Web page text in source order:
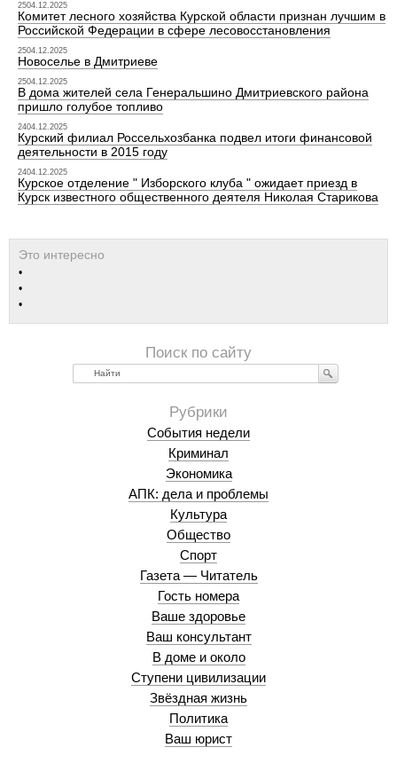
2504.12.2025
Комитет лесного хозяйства Курской области признан лучшим в
Российской Федерации в сфере лесовосстановления
2504.12.2025
Новоселье в Дмитриеве
2504.12.2025
В дома жителей села Генеральшино Дмитриевского района
пришло голубое топливо
2404.12.2025
Курский филиал Россельхозбанка подвел итоги финансовой
деятельности в 2015 году
2404.12.2025
Курское отделение " Изборского клуба " ожидает приезд в
Курск известного общественного деятеля Николая Старикова
Найти
События недели
Криминал
Экономика
АПК: дела и проблемы
Культура
Общество
Спорт
Газета — Читатель
Гость номера
Ваше здоровье
Ваш консультант
В доме и около
Ступени цивилизации
Звёздная жизнь
Политика
Ваш юрист